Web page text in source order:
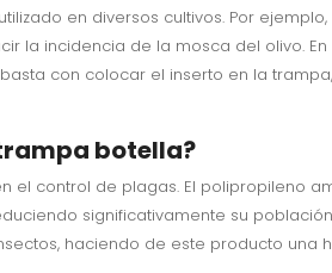
en diversos cultivos. Por
la incidencia de la mosca del olivo.
con colocar el inserto en la
botella?
control de plagas. El polipropileno
significativamente su
haciendo de este producto una